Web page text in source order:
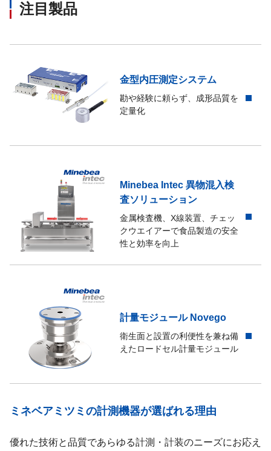
注目製品
金型内圧測定システム
勘や経験に頼らず、成形品質を
定量化
Minebea Intec 異物混入検
査ソリューション
金属検査機、X線装置、チェッ
クウエイアーで食品製造の安全
性と効率を向上
計量モジュール Novego
衛生面と設置の利便性を兼ね備
えたロードセル計量モジュール
ミネベアミツミの計測機器が選ばれる理由
優れた技術と品質であらゆる計測・計装のニーズにお応え